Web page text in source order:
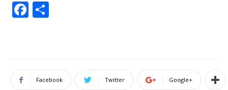
Facebook
Facebook Twitter Google+